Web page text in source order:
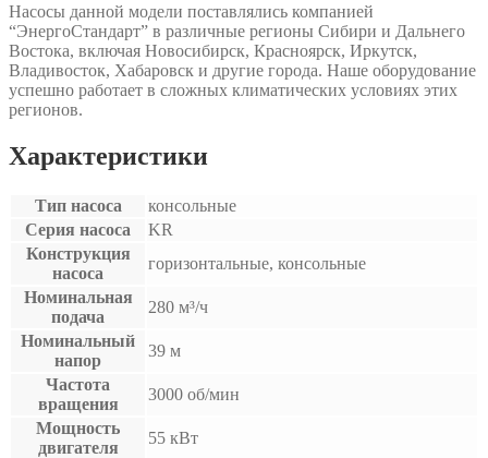
Насосы данной модели поставлялись компанией
“ЭнергоСтандарт” в различные регионы Сибири и Дальнего
Востока, включая Новосибирск, Красноярск, Иркутск,
Владивосток, Хабаровск и другие города. Наше оборудование
успешно работает в сложных климатических условиях этих
регионов.
Характеристики
Тип насоса
консольные
Серия насоса
KR
Конструкция
насоса
горизонтальные, консольные
Номинальная
подача
280 м³/ч
Номинальный
напор
39 м
Частота
вращения
3000 об/мин
Мощность
двигателя
55 кВт